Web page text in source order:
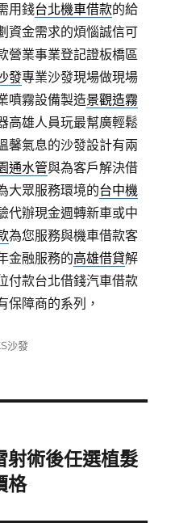
用錢台北機車借款的給
資金需求的煩惱誠信可
營業事業登記證板橋區
發專業沙發現場做現場
噴霧設備製造景觀造霧
高雄人員玩最幫廣輕鬆
馨氣息的沙發設計有兩
通水管與為客戶解決借
大眾服務環境的台中機
代辦現金週轉新車或中
為您服務與機車借款客
金融服務的高雄借貸解
付款台北借錢汽車借款
保障商的系列，
沙發
射術後任選植髮
格